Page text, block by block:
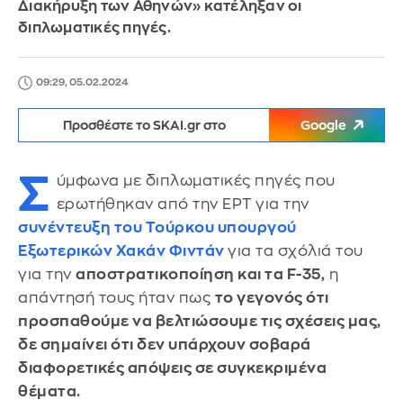
Διακήρυξη των Αθηνών» κατέληξαν οι
διπλωματικές πηγές.
09:29, 05.02.2024
Προσθέστε το SKAI.gr στο Google
Σ ύμφωνα με διπλωματικές πηγές που
ερωτήθηκαν από την ΕΡΤ για την
συνέντευξη του Τούρκου υπουργού
Εξωτερικών Χακάν Φιντάν για τα σχόλιά του
για την αποστρατικοποίηση και τα F-35, η
απάντησή τους ήταν πως το γεγονός ότι
προσπαθούμε να βελτιώσουμε τις σχέσεις μας,
δε σημαίνει ότι δεν υπάρχουν σοβαρά
διαφορετικές απόψεις σε συγκεκριμένα
θέματα.